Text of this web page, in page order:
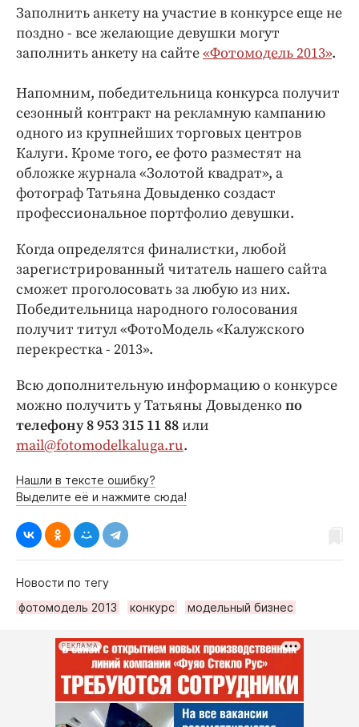
Заполнить анкету на участие в конкурсе еще не
поздно - все желающие девушки могут
заполнить анкету на сайте«Фотомодель 2013».
Напомним, победительница конкурса получит
сезонный контракт на рекламную кампанию
одного из крупнейших торговых центров
Калуги. Кроме того, ее фото разместят на
обложке журнала «Золотой квадрат», а
фотограф Татьяна Довыденко создаст
профессиональное портфолио девушки.
Когда определятся финалистки, любой
зарегистрированный читатель нашего сайта
сможет проголосовать за любую из них.
Победительница народного голосования
получит титул «ФотоМодель «Калужского
перекрестка - 2013».
Всю дополнительную информацию о конкурсе
можно получить у Татьяны Довыденко по
телефону 8 953 315 11 88или
mail@fotomodelkaluga.ru.
Нашли в тексте ошибку?
Выделите её и нажмите сюда!
Новости по тегу
фотомодель 2013
конкурс модельный бизнес
РЕКЛАМА